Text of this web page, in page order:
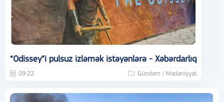
“Odissey”i pulsuz izləmək istəyənlərə - Xəbərdarlıq
09:22 Gündəm / Mədəniyyət